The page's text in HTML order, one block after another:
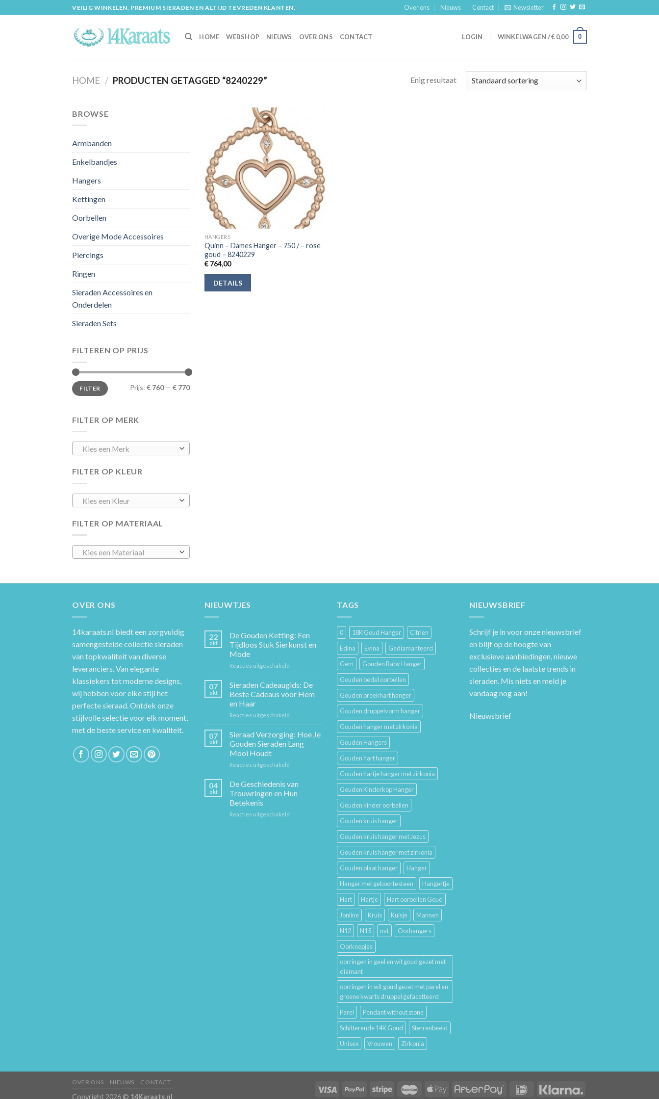
to
VEILIG WINKELEN, PREMIUM SIERADEN EN ALTIJD TEVREDEN KLANTEN. Over ons Nieuws Contact Newsletter
HOME WEBSHOP NIEUWS OVER ONS CONTACT LOGIN WINKELWAGEN /€ 0,00 0
HOME / PRODUCTEN GETAGGED “8240229” Enig resultaat
BROWSE
Armbanden
Enkelbandjes
Hangers
Kettingen
Oorbellen
Overige Mode Accessoires
Piercings
Ringen
Sieraden Accessoires en
Onderdelen
Sieraden Sets
FILTEREN OP PRIJS
Min.
prijs
Max.
prijsFILTER Prijs: € 760— € 770
FILTER OP MERK
Kies een Merk
FILTER OP KLEUR
Kies een Kleur
FILTER OP MATERIAAL
Kies een Materiaal
HANGERS
Quinn – Dames Hanger – 750 / – rose
goud – 8240229
€764,00
DETAILS
OVER ONS
14karaats.nl biedt een zorgvuldig
samengestelde collectie sieraden
van topkwaliteit van diverse
leveranciers. Van elegante
klassiekers tot moderne designs,
wij hebben voor elke stijl het
perfecte sieraad. Ontdek onze
stijlvolle selectie voor elk moment,
met de beste service en kwaliteit.
NIEUWTJES
22
okt
De Gouden Ketting: Een
Tijdloos Stuk Sierkunst en
Mode
Reacties uitgeschakeld
Gouden
Ketting:
Een
Mode
07
okt
Sieraden Cadeaugids: De
Beste Cadeaus voor Hem
en Haar
Reacties uitgeschakeld
Cadeaugids:
De
Beste
07
okt
Sieraad Verzorging: Hoe Je
Gouden Sieraden Lang
Mooi Houdt
Reacties uitgeschakeld
Hoe
Je
04
okt
De Geschiedenis van
Trouwringen en Hun
Betekenis
Reacties uitgeschakeld
TAGS
0 18K Goud Hanger
Citrien
Edina
Evina
Gediamanteerd
Gem
Gouden Baby Hanger
Gouden bedel oorbellen
Gouden breekhart hanger
Gouden druppelvorm hanger
Gouden hanger met zirkonia
Gouden Hangers
Gouden hart hanger
Gouden hartje hanger met zirkonia
Gouden Kinderkop Hanger
Gouden kinder oorbellen
Gouden kruis hanger
Gouden kruis hanger met Jezus
Gouden kruis hanger met zirkonia
Gouden plaat hanger
Hanger
Hanger met geboortesteen
Hangertje
Hart
Hartje
Hart oorbellen Goud
Jonline
Kruis Kuisje
Mannen
N12
N15 nvt
Oorhangers
Oorknopjes
oorringen in geel en wit goud gezet met
diamant
oorringen in wit goud gezet met parel en
groene kwarts druppel gefacetteerd
Parel
Pendant without stone
Schitterende 14K Goud
Sterrenbeeld
Unisex
Vrouwen Zirkonia
NIEUWSBRIEF
Schrijf je in voor onze nieuwsbrief
en blijf op de hoogte van
exclusieve aanbiedingen, nieuwe
collecties en de laatste trends in
sieraden. Mis niets en meld je
vandaag nog aan!
Nieuwsbrief
OVER ONS NIEUWS CONTACT
Copyright 2026 © 14Karaats.nl